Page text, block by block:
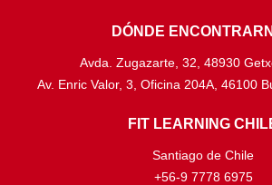
DÓNDE
Avda. Zugazarte, 32, 48930
Av. Enric Valor, 3, Oficina 204A, 46100
FIT LEARNING
Santiago de Chile
+56-9 7778 6975